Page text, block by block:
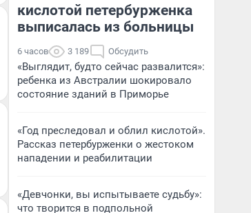
Анастасия Завгородняя
кислотой петербурженка
выписалась из больницы
6 часов 3 189 Обсудить
«Выглядит, будто сейчас развалится»:
ребенка из Австралии шокировало
состояние зданий в Приморье
«Год преследовал и облил кислотой».
Рассказ петербурженки о жестоком
нападении и реабилитации
«Девчонки, вы испытываете судьбу»:
что творится в подпольной